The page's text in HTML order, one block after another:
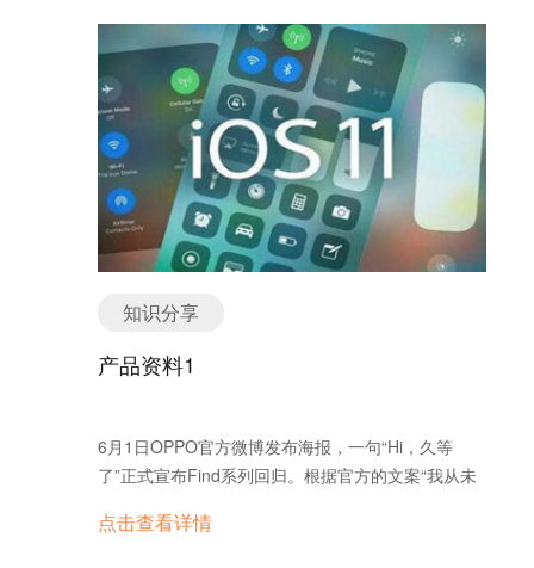
知识分享
产品资料1
6月1日OPPO官方微博发布海报，一句“Hi，久等
了”正式宣布Find系列回归。根据官方的文案“我从未
X，让你们，久等了!”从官方发布的海报来看，本次发
点击查看详情